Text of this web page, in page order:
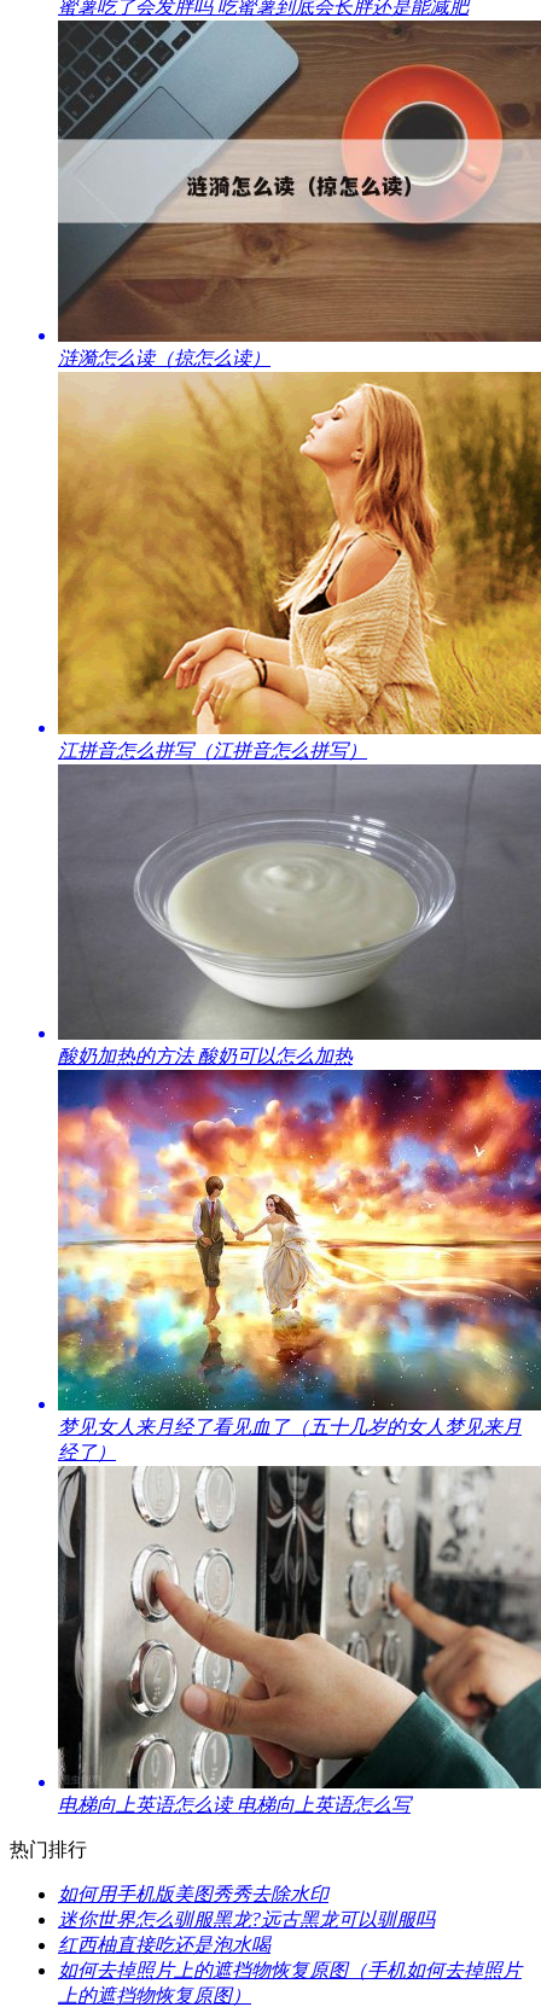
​蜜薯吃了会发胖吗 吃蜜薯到底会长胖还是能减肥
​涟漪怎么读（掠怎么读）
​江拼音怎么拼写（江拼音怎么拼写）
​酸奶加热的方法 酸奶可以怎么加热
​梦见女人来月经了看见血了（五十几岁的女人梦见来月
经了）
​电梯向上英语怎么读 电梯向上英语怎么写
热门排行
如何用手机版美图秀秀去除水印
迷你世界怎么驯服黑龙?远古黑龙可以驯服吗
​红西柚直接吃还是泡水喝
​如何去掉照片上的遮挡物恢复原图（手机如何去掉照片
上的遮挡物恢复原图）